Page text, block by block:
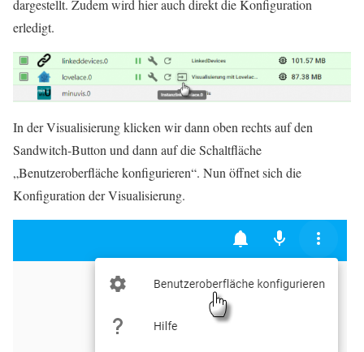
dargestellt. Zudem wird hier auch direkt die Konfiguration
erledigt.
In der Visualisierung klicken wir dann oben rechts auf den
Sandwitch-Button und dann auf die Schaltfläche
„Benutzeroberfläche konfigurieren“. Nun öffnet sich die
Konfiguration der Visualisierung.